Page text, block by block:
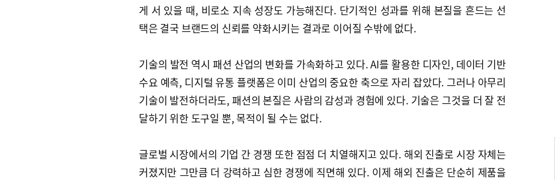
게 서 있을 때, 비로소 지속 성장도 가능해진다. 단기적인 성과를 위해 본질을 흔드는 선
택은 결국 브랜드의 신뢰를 약화시키는 결과로 이어질 수밖에 없다.
기술의 발전 역시 패션 산업의 변화를 가속화하고 있다. AI를 활용한 디자인, 데이터 기반
수요 예측, 디지털 유통 플랫폼은 이미 산업의 중요한 축으로 자리 잡았다. 그러나 아무리
기술이 발전하더라도, 패션의 본질은 사람의 감성과 경험에 있다. 기술은 그것을 더 잘 전
달하기 위한 도구일 뿐, 목적이 될 수는 없다.
글로벌 시장에서의 기업 간 경쟁 또한 점점 더 치열해지고 있다. 해외 진출로 시장 자체는
커졌지만 그만큼 더 강력하고 심한 경쟁에 직면해 있다. 이제 해외 진출은 단순히 제품을